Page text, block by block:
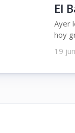
El
Ayer
hoy
19